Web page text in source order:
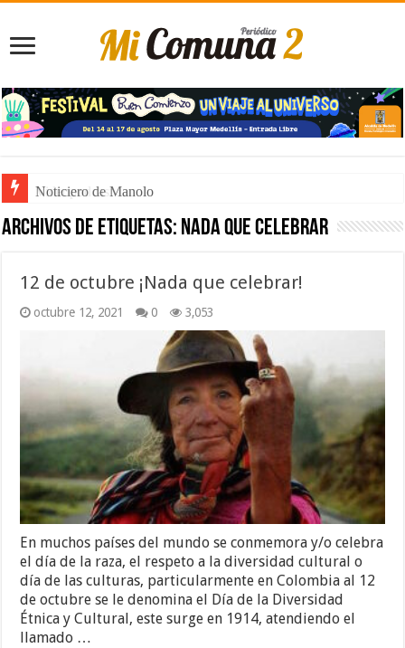
Noticiero de Manolo
Archivos de etiquetas: nada que celebrar
12 de octubre ¡Nada que celebrar!
octubre 12, 2021 0 3,053
En muchos países del mundo se conmemora y/o celebra
el día de la raza, el respeto a la diversidad cultural o
día de las culturas, particularmente en Colombia al 12
de octubre se le denomina el Día de la Diversidad
Étnica y Cultural, este surge en 1914, atendiendo el
llamado …